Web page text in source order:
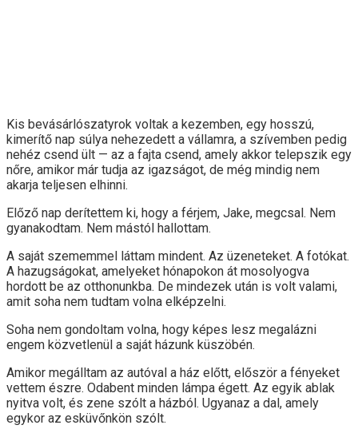
Kis bevásárlószatyrok voltak a kezemben, egy hosszú,
kimerítő nap súlya nehezedett a vállamra, a szívemben pedig
nehéz csend ült — az a fajta csend, amely akkor telepszik egy
nőre, amikor már tudja az igazságot, de még mindig nem
akarja teljesen elhinni.
Előző nap derítettem ki, hogy a férjem, Jake, megcsal. Nem
gyanakodtam. Nem mástól hallottam.
A saját szememmel láttam mindent. Az üzeneteket. A fotókat.
A hazugságokat, amelyeket hónapokon át mosolyogva
hordott be az otthonunkba. De mindezek után is volt valami,
amit soha nem tudtam volna elképzelni.
Soha nem gondoltam volna, hogy képes lesz megalázni
engem közvetlenül a saját házunk küszöbén.
Amikor megálltam az autóval a ház előtt, először a fényeket
vettem észre. Odabent minden lámpa égett. Az egyik ablak
nyitva volt, és zene szólt a házból. Ugyanaz a dal, amely
egykor az esküvőnkön szólt.